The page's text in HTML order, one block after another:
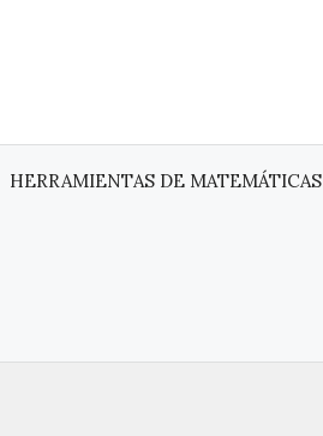
HERRAMIENTAS DE MATEMÁTICAS